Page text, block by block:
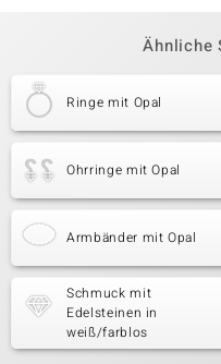
Ähnliche
Ringe mit Opal
Ohrringe mit Opal
Armbänder mit Opal
Schmuck mit
Edelsteinen in
weiß/farblos